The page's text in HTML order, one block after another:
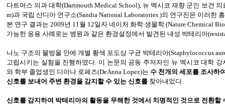
다트머스 의과 대학(Dartmouth Medical School), 뉴 멕시코 재향 군인 보건 의
m)과 국립 산디아 연구소(Sandia National Laboratories )의 연구진은 이러한
본 연구 결과는 2009년 11월 12일자 네이처 화학 생물학 (Nature Chemical
가능한 응용 사례로는 병원과 같은 환경설정에서 발견된 내성 박테리아
나노 구조의 물방울 안에 개별 황색 포도상 구균 박테리아(Staphylococcus
고립시키는 실험을 진행하였다. 이 논문의 공동 주저자인 뉴 멕시코 대학
와 학부 졸업생인 디아나 로페즈(DeAnna Lopez)는 수 천개의 세포를 조사하
신호를 보내어 주변 환경을 감지할 수 있는 신호를 찾아내었다.
신호를 감지하여 박테리아의 활동을 무해한 것에서 치명적인 것으로 전환할